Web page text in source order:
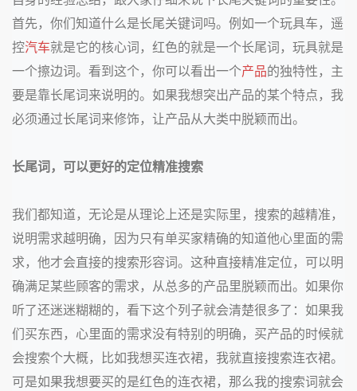
首先，你们知道什么是长尾关键词吗。例如一个玩具车，遥
控汽车就是它的核心词，红色的就是一个长尾词，玩具就是
一个擦边词。看到这个，你可以看出一个产品的独特性，主
要是靠长尾词来说明的。如果我想突出产品的某个特点，我
必须通过长尾词来修饰，让产品从大类中脱颖而出。
长尾词，可以更好的定位精准搜索
我们都知道，无论是从理论上还是实际里，搜索的越精准，
说明需求越明确，因为只有单买家精确的知道他心里面的需
求，他才会直接的搜索形容词。这种直接精准定位，可以明
确满足某些顾客的需求，从总多的产品里脱颖而出。如果你
听了还迷迷糊糊的，看下这个列子就会清楚很多了：如果我
们买东西，心里面的需求没有特别的明确，买产品的时候就
会搜索个大概，比如我想买连衣裙，我就直接搜索连衣裙。
可是如果我想要买的是红色的连衣裙，那么我的搜索词就会